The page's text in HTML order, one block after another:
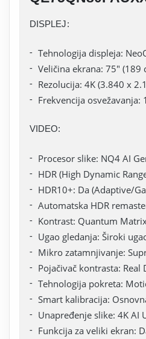
DISPLEJ:
Tehnologija displeja:
Veličina ekrana: 75" (189
Rezolucija: 4K (3.840 x
Frekvencija osvežavanja:
VIDEO:
Procesor slike: NQ4 AI
HDR (High Dynamic
HDR10+: Da (Adaptive/
Automatska HDR
Kontrast: Quantum
Ugao gledanja: Široki
Mikro zatamnjivanje:
Pojačivač kontrasta: Real
Tehnologija pokreta:
Smart kalibracija:
Unapređenje slike: 4K AI
Funkcija za veliki ekran: